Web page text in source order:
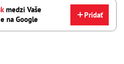
medzi Vaše
na Google
Pridať